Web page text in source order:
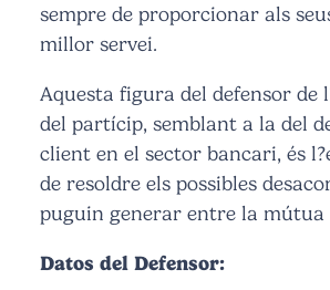
sempre de proporcionar als
millor servei.
Aquesta figura del defensor de
del partícip, semblant a la del
client en el sector bancari, és
de resoldre els possibles
puguin generar entre la mútua
Datos del Defensor: